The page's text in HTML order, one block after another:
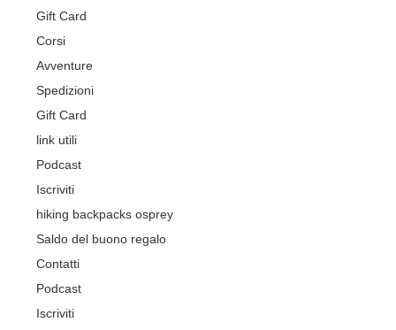
Gift Card
Corsi
Avventure
Spedizioni
Gift Card
link utili
Podcast
Iscriviti
hiking backpacks osprey
Saldo del buono regalo
Contatti
Podcast
Iscriviti